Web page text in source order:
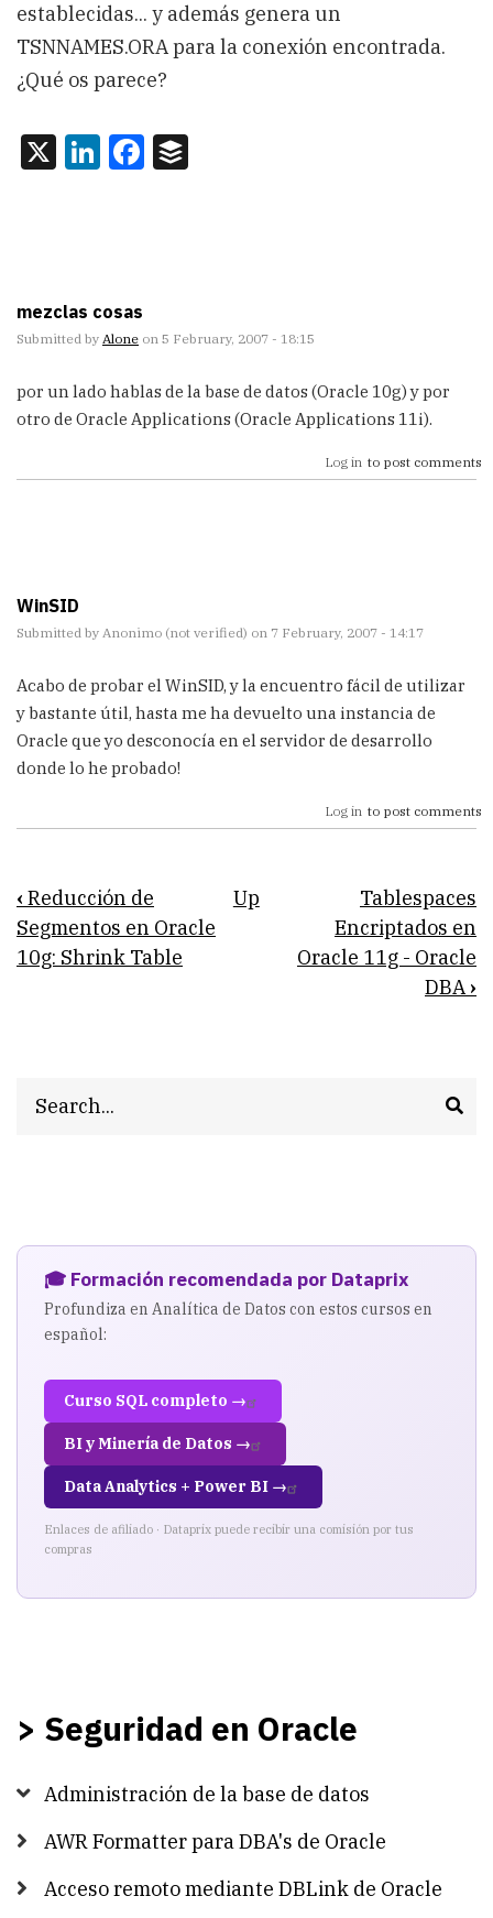
establecidas... y además genera un
TSNNAMES.ORA para la conexión encontrada.
¿Qué os parece?
X LinkedIn
Facebook
mezclas cosas
Submitted by Alone on 5 February, 2007 - 18:15
por un lado hablas de la base de datos (Oracle 10g) y por
otro de Oracle Applications (Oracle Applications 11i).
Log in to post comments
WinSID
Submitted by Anonimo (not verified) on 7 February, 2007 - 14:17
Acabo de probar el WinSID, y la encuentro fácil de utilizar
y bastante útil, hasta me ha devuelto una instancia de
Oracle que yo desconocía en el servidor de desarrollo
donde lo he probado!
Log in to post comments
Book
traversal
links
en
‹ Reducción de
Segmentos en Oracle
10g: Shrink Table
Up
Tablespaces
Encriptados en
Oracle 11g - Oracle
DBA ›
🎓 Formación recomendada por Dataprix
Profundiza en Analítica de Datos con estos cursos en
español:
Curso SQL completo →
BI y Minería de Datos →
Data Analytics + Power BI →
Enlaces de afiliado · Dataprix puede recibir una comisión por tus
compras
> Seguridad en Oracle
Administración de la base de datos
AWR Formatter para DBA's de Oracle
Acceso remoto mediante DBLink de Oracle